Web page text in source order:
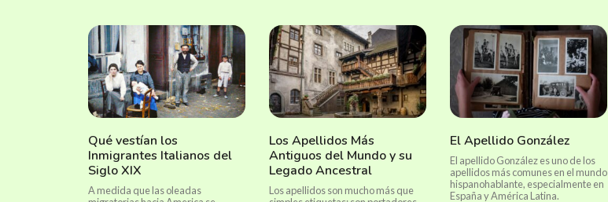
Qué vestían los
Inmigrantes Italianos del
Siglo XIX
A medida que las oleadas
Los Apellidos Más
Antiguos del Mundo y su
Legado Ancestral
Los apellidos son mucho más que
El Apellido González
El apellido González es uno de los
apellidos más comunes en el mundo
hispanohablante, especialmente en
España y América Latina.